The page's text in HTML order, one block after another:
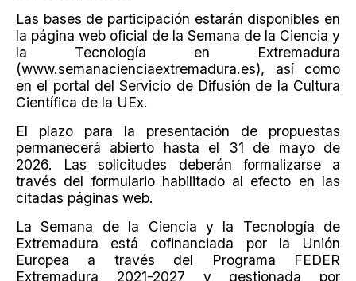
Las bases de participación estarán disponibles en
la página web oficial de la Semana de la Ciencia y
la Tecnología en Extremadura
(www.semanacienciaextremadura.es), así como
en el portal del Servicio de Difusión de la Cultura
Científica de la UEx.
El plazo para la presentación de propuestas
permanecerá abierto hasta el 31 de mayo de
2026. Las solicitudes deberán formalizarse a
través del formulario habilitado al efecto en las
citadas páginas web.
La Semana de la Ciencia y la Tecnología de
Extremadura está cofinanciada por la Unión
Europea a través del Programa FEDER
Extremadura 2021-2027 y gestionada por